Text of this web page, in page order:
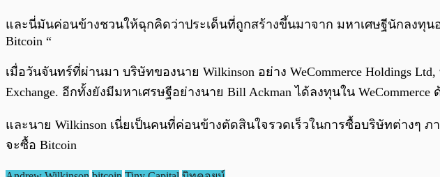
และนี่มันค่อนข้างชวนให้ฉุกคิดว่าประเด็นที่ถูกสร้างขึ้นมาจาก มหาเศษฐีนักลงทุน
Bitcoin “
เมื่อวันจันทร์ที่ผ่านมา บริษัทของนาย Wilkinson อย่าง WeCommerce Holdings
Exchange. อีกทั้งยังมีมหาเศรษฐีอย่างนาย Bill Ackman ได้ลงทุนใน WeCommerce
และนาย Wilkinson เนี่ยเป็นคนที่ค่อนข้างตัดสินใจรวดเร็วในการซื้อบริษัทต่างๆ
จะซื้อ Bitcoin